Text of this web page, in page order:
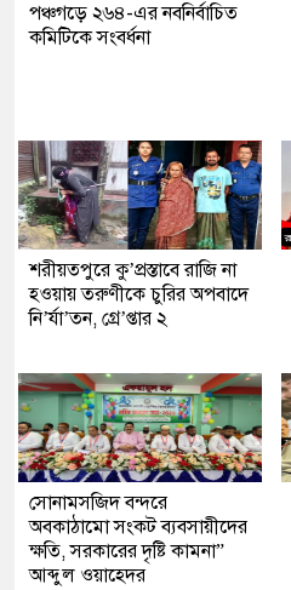
পঞ্চগড়ে ২৬৪-এর নবনির্বাচিত
কমিটিকে সংবর্ধনা
শরীয়তপুরে কু’প্রস্তাবে রাজি না
হওয়ায় তরুণীকে চুরির অপবাদে
নি’র্যা’তন, গ্রে’প্তার ২
সোনামসজিদ বন্দরে
অবকাঠামো সংকট ব্যবসায়ীদের
ক্ষতি, সরকারের দৃষ্টি কামনা”
আব্দুল ওয়াহেদর